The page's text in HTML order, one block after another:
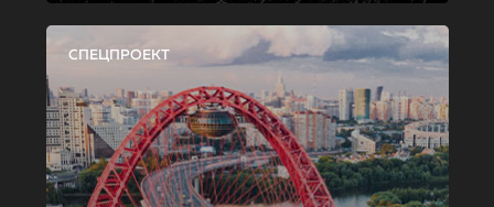
СПЕЦПРОЕКТ